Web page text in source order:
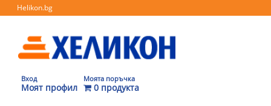
Helikon.bg
Вход
Моят профил
Моята поръчка
0 продукта